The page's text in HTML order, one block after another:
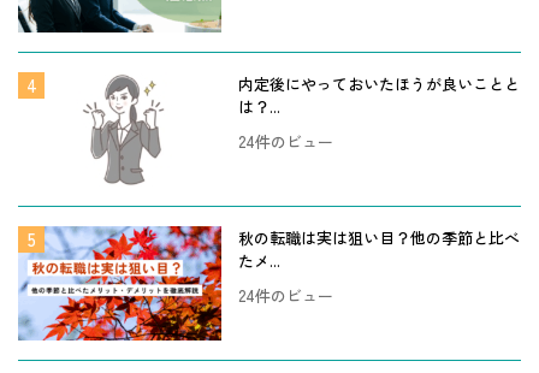
内定後にやっておいたほうが良いことと
は？...
24件のビュー
秋の転職は実は狙い目？他の季節と比べ
たメ...
24件のビュー